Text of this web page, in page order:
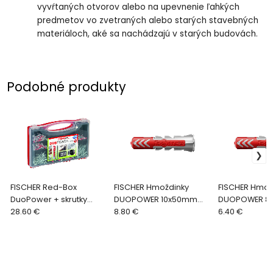
vyvŕtaných otvorov alebo na upevnenie ľahkých
predmetov vo zvetraných alebo starých stavebných
materiáloch, aké sa nachádzajú v starých budovách.
Podobné produkty
FISCHER Red-Box
DuoPower + skrutky
280ks 536091
28.60 €
FISCHER Hmoždinky
DUOPOWER 10x50mm
555010
8.80 €
FISCHER
DUOPOWER
50ks538241
6.40 €